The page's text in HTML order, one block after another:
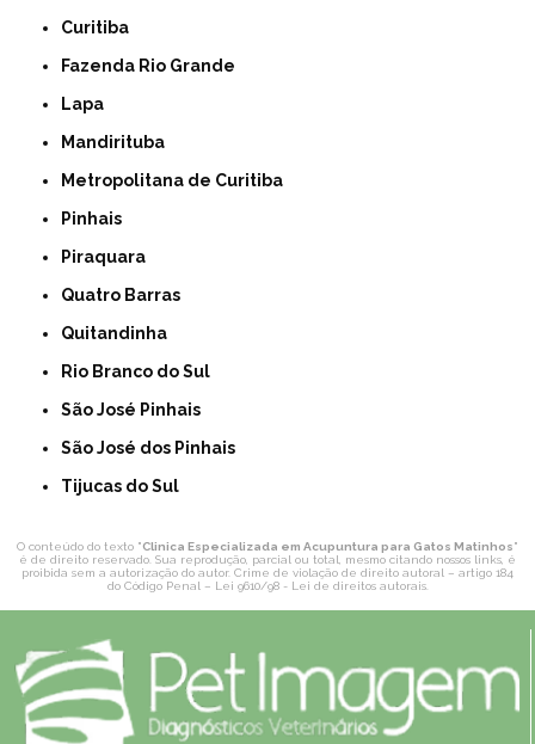
Curitiba
Fazenda Rio Grande
Lapa
Mandirituba
Metropolitana de Curitiba
Pinhais
Piraquara
Quatro Barras
Quitandinha
Rio Branco do Sul
São José Pinhais
São José dos Pinhais
Tijucas do Sul
O conteúdo do texto "Clinica Especializada em Acupuntura para Gatos Matinhos"
é de direito reservado. Sua reprodução, parcial ou total, mesmo citando nossos links, é
proibida sem a autorização do autor. Crime de violação de direito autoral – artigo 184
do Código Penal – Lei 9610/98 - Lei de direitos autorais.